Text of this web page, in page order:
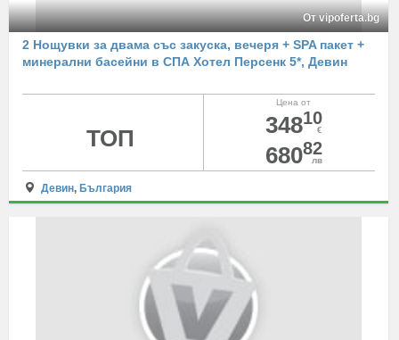
От vipoferta.bg
2 Нощувки за двама със закуска, вечеря + SPA пакет +
минерални басейни в СПА Хотел Персенк 5*, Девин
Цена от
34810
€
68082
лв
ТОП
Девин, България